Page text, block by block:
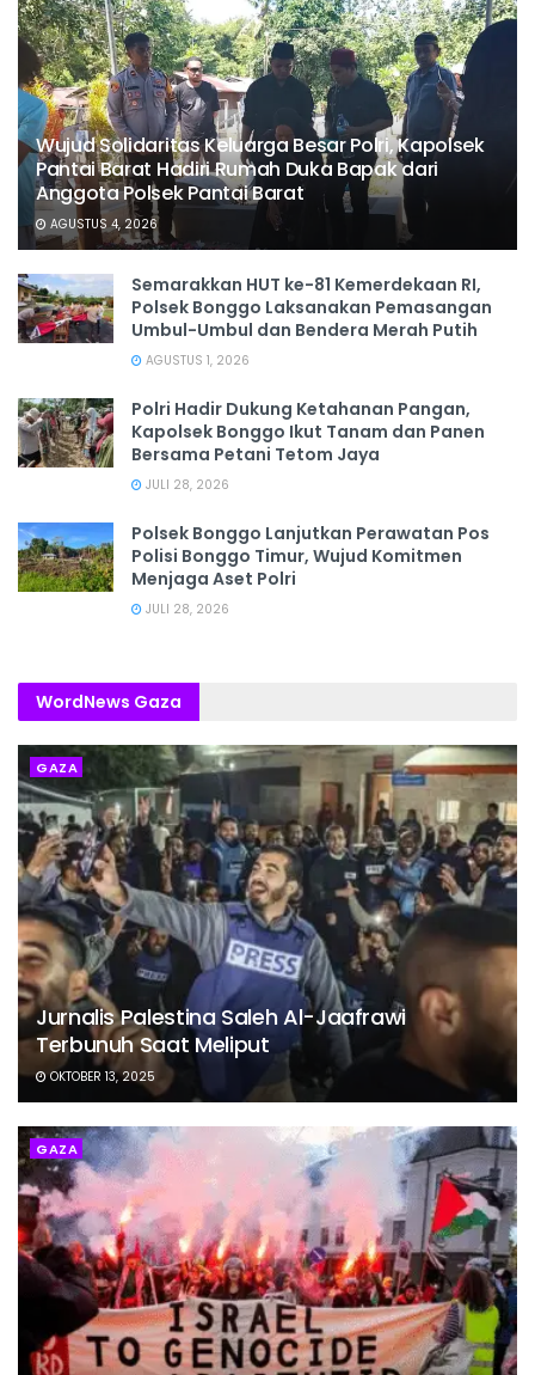
Wujud Solidaritas Keluarga Besar Polri, Kapolsek
Pantai Barat Hadiri Rumah Duka Bapak dari
Anggota Polsek Pantai Barat
AGUSTUS 4, 2026
Semarakkan HUT ke-81 Kemerdekaan RI,
Polsek Bonggo Laksanakan Pemasangan
Umbul-Umbul dan Bendera Merah Putih
AGUSTUS 1, 2026
Polri Hadir Dukung Ketahanan Pangan,
Kapolsek Bonggo Ikut Tanam dan Panen
Bersama Petani Tetom Jaya
JULI 28, 2026
Polsek Bonggo Lanjutkan Perawatan Pos
Polisi Bonggo Timur, Wujud Komitmen
Menjaga Aset Polri
JULI 28, 2026
WordNews Gaza
GAZA
Jurnalis Palestina Saleh Al-Jaafrawi
Terbunuh Saat Meliput
OKTOBER 13, 2025
GAZA